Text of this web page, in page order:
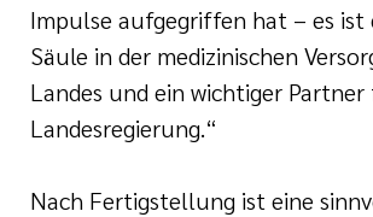
Impulse aufgegriffen hat – es ist
Säule in der medizinischen
Landes und ein wichtiger
Landesregierung.“
Nach Fertigstellung ist eine